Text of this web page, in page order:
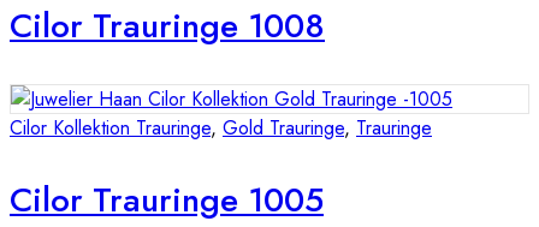
Cilor Trauringe 1008
Cilor Kollektion Trauringe, Gold Trauringe, Trauringe
Cilor Trauringe 1005